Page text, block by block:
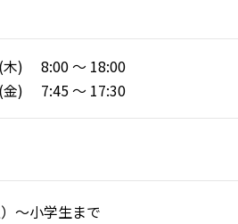
木) 8:00 ～ 18:00
金) 7:45 ～ 17:30
～小学生まで